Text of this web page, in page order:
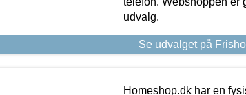
udvalg.
Se udvalget på
Homeshop.dk har en